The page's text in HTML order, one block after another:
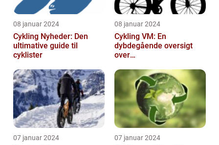
08 januar 2024
Cykling Nyheder: Den
ultimative guide til
cyklister
08 januar 2024
Cykling VM: En
dybdegående oversigt
over
cykling
07 januar 2024 07 januar 2024